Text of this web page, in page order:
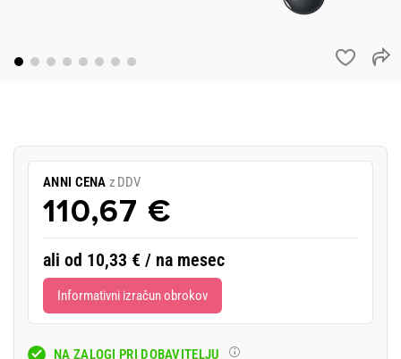
ANNI CENA z DDV
110,67 €
ali od 10,33 € / na mesec
Informativni izračun obrokov
NA ZALOGI PRI DOBAVITELJU